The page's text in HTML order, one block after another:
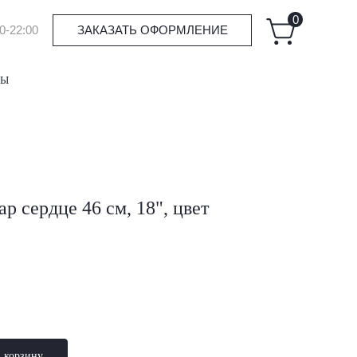
22:00 ЗАКАЗАТЬ ОФОРМЛЕНИЕ
0
сердце 46 см, 18", цвет